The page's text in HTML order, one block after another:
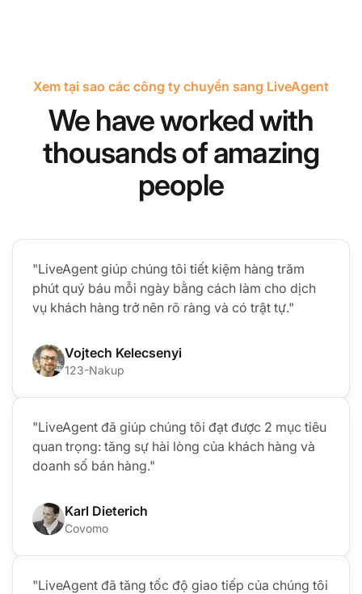
Xem tại sao các công ty chuyển sang LiveAgent
We have worked with
thousands of amazing
people
"LiveAgent giúp chúng tôi tiết kiệm hàng trăm
phút quý báu mỗi ngày bằng cách làm cho dịch
vụ khách hàng trở nên rõ ràng và có trật tự."
Vojtech Kelecsenyi
123-Nakup
"LiveAgent đã giúp chúng tôi đạt được 2 mục tiêu
quan trọng: tăng sự hài lòng của khách hàng và
doanh số bán hàng."
Karl Dieterich
Covomo
"LiveAgent đã tăng tốc độ giao tiếp của chúng tôi